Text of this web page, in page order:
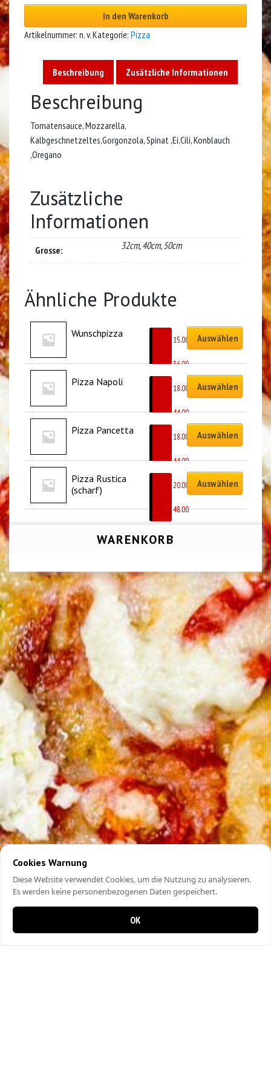
In den Warenkorb
Artikelnummer: n. v.Kategorie: Pizza
Beschreibung Zusätzliche Informationen
Beschreibung
Tomatensauce, Mozzarella,
Kalbgeschnetzeltes,Gorgonzola, Spinat ,Ei,Cili, Konblauch
,Oregano
Zusätzliche
Informationen
Grosse: 32cm, 40cm, 50cm
Ähnliche Produkte
Wunschpizza
15.00
CHF36.00
Auswählen
Pizza Napoli
18.00
CHF44.00
Auswählen
Pizza Pancetta
18.00
CHF44.00
Auswählen
Pizza Rustica
(scharf)
20.00
48.00
Auswählen
WARENKORB
Cookies Warnung
Diese Website verwendet Cookies, um die Nutzung zu analysieren.
Es werden keine personenbezogenen Daten gespeichert.
OK